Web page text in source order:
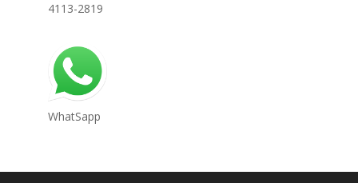
4113-2819
WhatSapp